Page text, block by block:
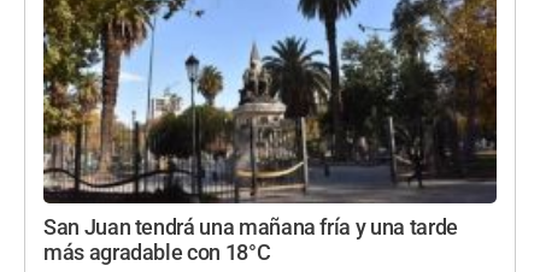
San Juan tendrá una mañana fría y una tarde
más agradable con 18°C